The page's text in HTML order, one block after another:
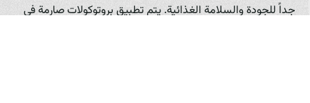
جداً للجودة والسلامة الغذائية. يتم تطبيق بروتوكولات صارمة في